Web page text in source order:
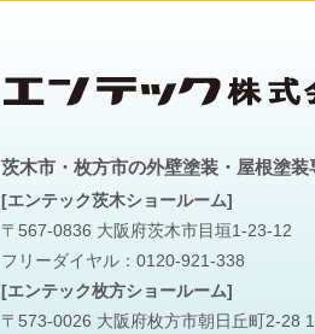
茨木市・枚方市の外壁塗装・屋根塗装
[エンテック茨木ショールーム]
〒567-0836 大阪府茨木市目垣1-23-12
フリーダイヤル： 0120-921-338
[エンテック枚方ショールーム]
〒573-0026 大阪府枚方市朝日丘町2-28